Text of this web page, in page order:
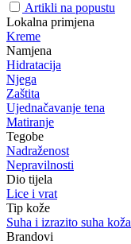
Artikli na popustu
Lokalna primjena
Kreme
Namjena
Hidratacija
Njega
Zaštita
Ujednačavanje tena
Matiranje
Tegobe
Nadraženost
Nepravilnosti
Dio tijela
Lice i vrat
Tip kože
Suha i izrazito suha koža
Brandovi